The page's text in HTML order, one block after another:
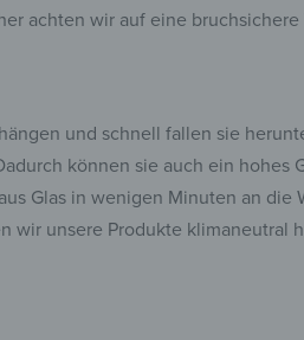
achten wir auf eine
und schnell fallen sie
können sie auch ein hohes
Glas in wenigen Minuten an die
unsere Produkte klimaneutral